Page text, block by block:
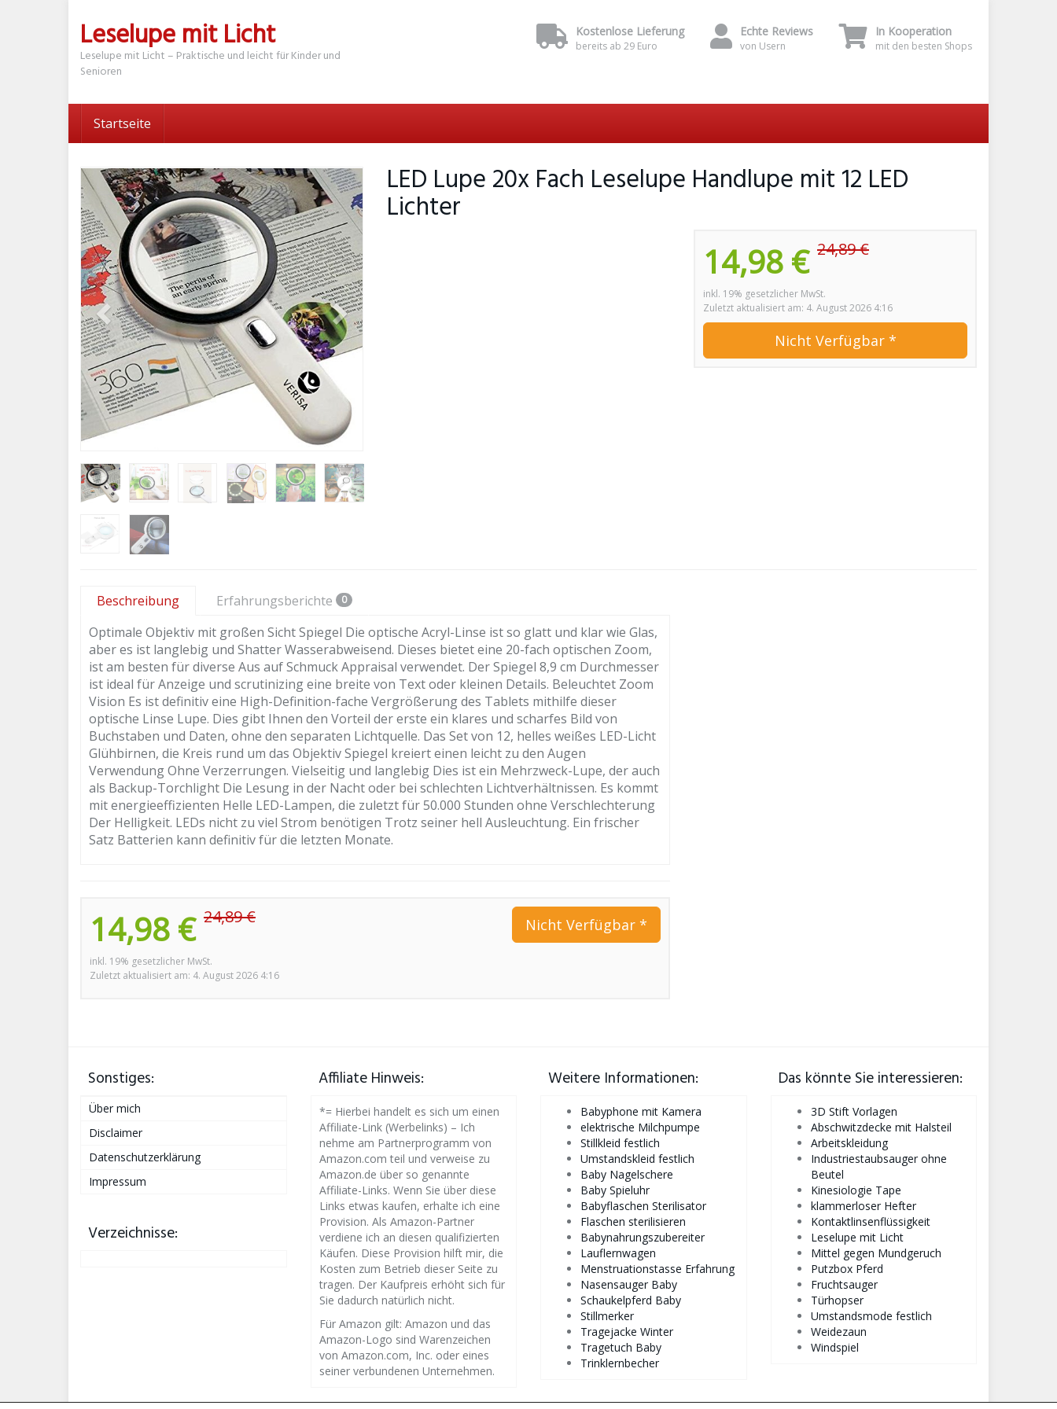
Leselupe mit Licht
Leselupe mit Licht – Praktische und leicht für Kinder und
Senioren
Kostenlose Lieferung
bereits ab 29 Euro
Echte Reviews
von Usern
In Kooperation
mit den besten Shops
Startseite
LED Lupe 20x Fach Leselupe Handlupe mit 12 LED
Lichter
14,98 € 24,89 €
inkl. 19% gesetzlicher MwSt.
Zuletzt aktualisiert am: 4. August 2026 4:16
Nicht Verfügbar *
Beschreibung Erfahrungsberichte 0
Optimale Objektiv mit großen Sicht Spiegel Die optische Acryl-Linse ist so glatt und klar wie Glas,
aber es ist langlebig und Shatter Wasserabweisend. Dieses bietet eine 20-fach optischen Zoom,
ist am besten für diverse Aus auf Schmuck Appraisal verwendet. Der Spiegel 8,9 cm Durchmesser
ist ideal für Anzeige und scrutinizing eine breite von Text oder kleinen Details. Beleuchtet Zoom
Vision Es ist definitiv eine High-Definition-fache Vergrößerung des Tablets mithilfe dieser
optische Linse Lupe. Dies gibt Ihnen den Vorteil der erste ein klares und scharfes Bild von
Buchstaben und Daten, ohne den separaten Lichtquelle. Das Set von 12, helles weißes LED-Licht
Glühbirnen, die Kreis rund um das Objektiv Spiegel kreiert einen leicht zu den Augen
Verwendung Ohne Verzerrungen. Vielseitig und langlebig Dies ist ein Mehrzweck-Lupe, der auch
als Backup-Torchlight Die Lesung in der Nacht oder bei schlechten Lichtverhältnissen. Es kommt
mit energieeffizienten Helle LED-Lampen, die zuletzt für 50.000 Stunden ohne Verschlechterung
Der Helligkeit. LEDs nicht zu viel Strom benötigen Trotz seiner hell Ausleuchtung. Ein frischer
Satz Batterien kann definitiv für die letzten Monate.
14,98 € 24,89 €
inkl. 19% gesetzlicher MwSt.
Zuletzt aktualisiert am: 4. August 2026 4:16
Nicht Verfügbar *
Sonstiges:
Über mich
Disclaimer
Datenschutzerklärung
Impressum
Verzeichnisse:
Affiliate Hinweis:
*= Hierbei handelt es sich um einen
Affiliate-Link (Werbelinks) – Ich
nehme am Partnerprogramm von
Amazon.com teil und verweise zu
Amazon.de über so genannte
Affiliate-Links. Wenn Sie über diese
Links etwas kaufen, erhalte ich eine
Provision. Als Amazon-Partner
verdiene ich an diesen qualifizierten
Käufen. Diese Provision hilft mir, die
Kosten zum Betrieb dieser Seite zu
tragen. Der Kaufpreis erhöht sich für
Sie dadurch natürlich nicht.
Für Amazon gilt: Amazon und das
Amazon-Logo sind Warenzeichen
von Amazon.com, Inc. oder eines
seiner verbundenen Unternehmen.
Weitere Informationen:
Babyphone mit Kamera
elektrische Milchpumpe
Stillkleid festlich
Umstandskleid festlich
Baby Nagelschere
Baby Spieluhr
Babyflaschen Sterilisator
Flaschen sterilisieren
Babynahrungszubereiter
Lauflernwagen
Menstruationstasse Erfahrung
Nasensauger Baby
Schaukelpferd Baby
Stillmerker
Tragejacke Winter
Tragetuch Baby
Trinklernbecher
Das könnte Sie interessieren:
3D Stift Vorlagen
Abschwitzdecke mit Halsteil
Arbeitskleidung
Industriestaubsauger ohne
Beutel
Kinesiologie Tape
klammerloser Hefter
Kontaktlinsenflüssigkeit
Leselupe mit Licht
Mittel gegen Mundgeruch
Putzbox Pferd
Fruchtsauger
Türhopser
Umstandsmode festlich
Weidezaun
Windspiel